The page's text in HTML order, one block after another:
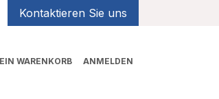
Kontaktieren Sie uns
WARENKORB ANMELDEN